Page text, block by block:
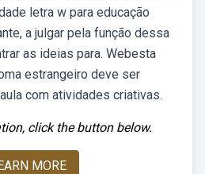
letra w para educação
a julgar pela função dessa
as ideias para. Webesta
estrangeiro deve ser
com atividades criativas.
click the button below.
MORE